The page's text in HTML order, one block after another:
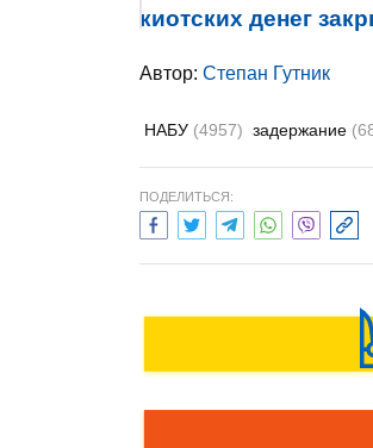
киотских денег
Автор: Степан Гутник
НАБУ (4957) задержание
ПОДЕЛИТЬСЯ: